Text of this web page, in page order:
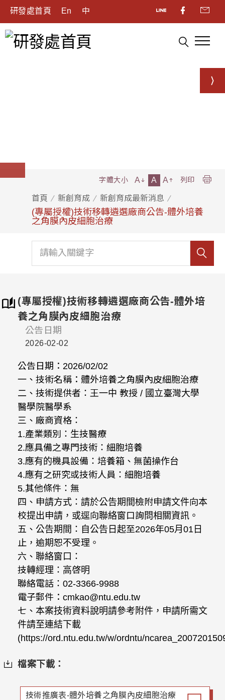
研發處首頁 En 中
首頁 新創育成 新創育成最新消息
(專屬授權)技術移轉遴選廠商公告-體外培養
之角膜內皮細胞治療
字體大小 A A A 列印
(專屬授權)技術移轉遴選廠商公告-體外培
養之角膜內皮細胞治療
公告日期
2026-02-02
公告日期：2026/02/02
一、技術名稱：體外培養之角膜內皮細胞治療
二、技術提供者：王一中 教授 / 國立臺灣大學
醫學院醫學系
三、廠商資格：
1.產業類別：生技醫療
2.應具備之專門技術：細胞培養
3.應有的機具設備：培養箱、無菌操作台
4.應有之研究或技術人員：細胞培養
5.其他條件：無
四、申請方式：請於公告期間檢附申請文件向本
校提出申請，或逕向聯絡窗口詢問相關資訊。
五、公告期間：自公告日起至2026年05月01日
止，逾期恕不受理。
六、聯絡窗口：
技轉經理：高啓明
聯絡電話：02-3366-9988
電子郵件：cmkao@ntu.edu.tw
七、本案技術資料說明請參考附件，申請所需文
件請至連結下載
(https://ord.ntu.edu.tw/w/ordntu/
檔案下載：
技術推廣表-體外培養之角膜內皮細胞治療